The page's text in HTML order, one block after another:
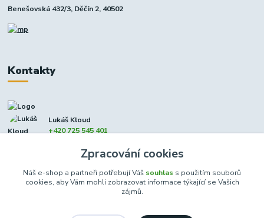
Benešovská 432/3, Děčín 2, 40502
Kontakty
Lukáš Kloud
+420 725 545 401
Zpracování cookies
Náš e-shop a partneři potřebují Váš souhlas s použitím souborů
cookies, aby Vám mohli zobrazovat informace týkající se Vašich
zájmů.